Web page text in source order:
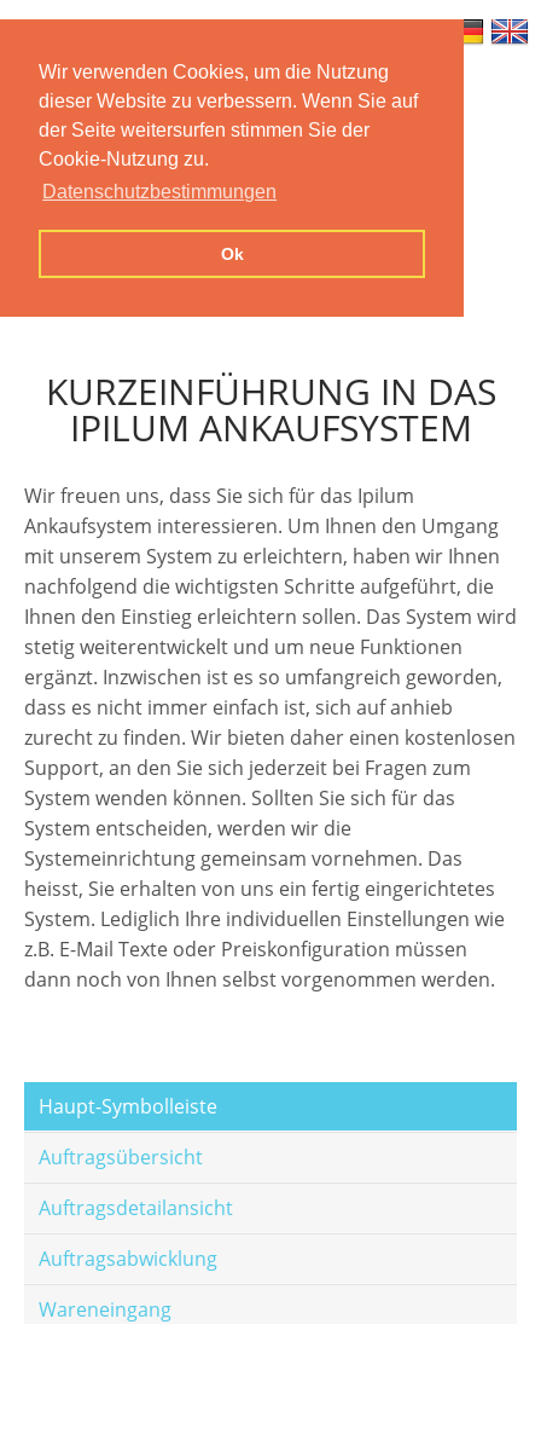
Wir verwenden Cookies, um die Nutzung
dieser Website zu verbessern. Wenn Sie auf
der Seite weitersurfen stimmen Sie der
Cookie-Nutzung zu.
Datenschutzbestimmungen
Ok
Home Features Mobile App
Preise
Contact us Imprint Privacy
KURZEINFÜHRUNG IN DAS
IPILUM ANKAUFSYSTEM
Wir freuen uns, dass Sie sich für das Ipilum
Ankaufsystem interessieren. Um Ihnen den Umgang
mit unserem System zu erleichtern, haben wir Ihnen
nachfolgend die wichtigsten Schritte aufgeführt, die
Ihnen den Einstieg erleichtern sollen. Das System wird
stetig weiterentwickelt und um neue Funktionen
ergänzt. Inzwischen ist es so umfangreich geworden,
dass es nicht immer einfach ist, sich auf anhieb
zurecht zu finden. Wir bieten daher einen kostenlosen
Support, an den Sie sich jederzeit bei Fragen zum
System wenden können. Sollten Sie sich für das
System entscheiden, werden wir die
Systemeinrichtung gemeinsam vornehmen. Das
heisst, Sie erhalten von uns ein fertig eingerichtetes
System. Lediglich Ihre individuellen Einstellungen wie
z.B. E-Mail Texte oder Preiskonfiguration müssen
dann noch von Ihnen selbst vorgenommen werden.
Haupt-Symbolleiste
Auftragsübersicht
Auftragsdetailansicht
Auftragsabwicklung
Wareneingang